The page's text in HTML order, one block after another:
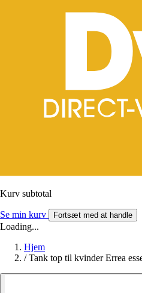
Kurv subtotal
Se min kurv Fortsæt med at handle
Loading...
Hjem
/ Tank top til kvinder Errea